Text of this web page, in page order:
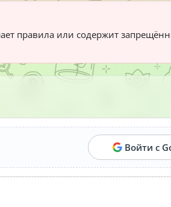
правила или содержит
Войти с